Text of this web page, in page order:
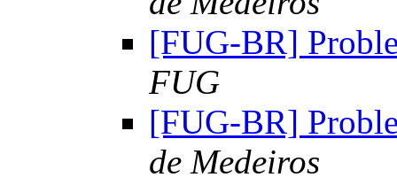
[FUG-BR]
FUG
[FUG-BR]
de Medeiros